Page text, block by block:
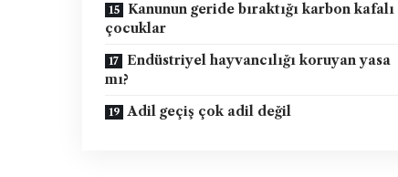
Kanunun geride bıraktığı karbon kafalı
çocuklar
Endüstriyel hayvancılığı koruyan yasa
mı?
Adil geçiş çok adil değil